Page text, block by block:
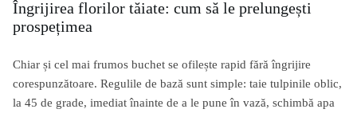
Îngrijirea florilor tăiate: cum să le prelungești
prospețimea
Chiar și cel mai frumos buchet se ofilește rapid fără îngrijire
corespunzătoare. Regulile de bază sunt simple: taie tulpinile oblic,
la 45 de grade, imediat înainte de a le pune în vază, schimbă apa